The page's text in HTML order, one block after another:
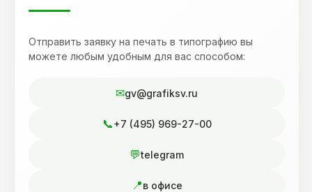
Отправить заявку на печать в типографию вы
можете любым удобным для вас способом:
gv@grafiksv.ru
+7 (495) 969-27-00
telegram
в офисе